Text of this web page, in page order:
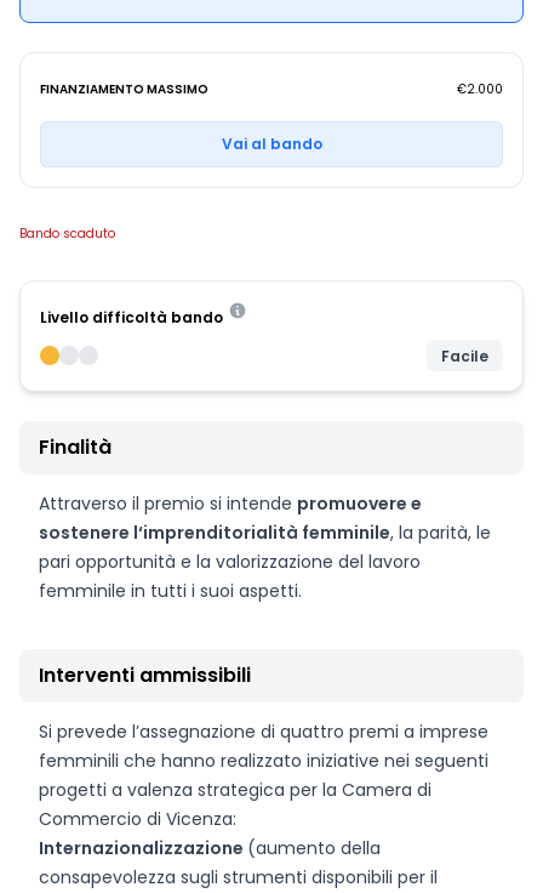
FINANZIAMENTO MASSIMO €2.000
Vai al bando
Bando scaduto
Livello difficoltà bando
Facile
Finalità
Attraverso il premio si intende promuovere e
sostenere l‘imprenditorialità femminile, la parità, le
pari opportunità e la valorizzazione del lavoro
femminile in tutti i suoi aspetti.
Interventi ammissibili
Si prevede l’assegnazione di quattro premi a imprese
femminili che hanno realizzato iniziative nei seguenti
progetti a valenza strategica per la Camera di
Commercio di Vicenza:
Internazionalizzazione (aumento della
consapevolezza sugli strumenti disponibili per il